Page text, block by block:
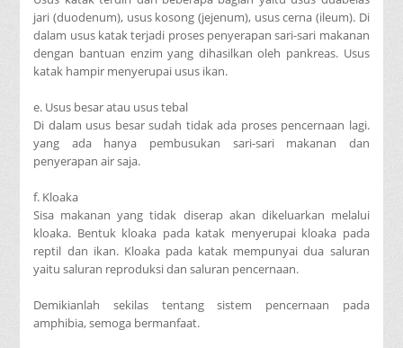
jari (duodenum), usus kosong (jejenum), usus cerna (ileum). Di
dalam usus katak terjadi proses penyerapan sari-sari makanan
dengan bantuan enzim yang dihasilkan oleh pankreas. Usus
katak hampir menyerupai usus ikan.
e. Usus besar atau usus tebal
Di dalam usus besar sudah tidak ada proses pencernaan lagi.
yang ada hanya pembusukan sari-sari makanan dan
penyerapan air saja.
f. Kloaka
Sisa makanan yang tidak diserap akan dikeluarkan melalui
kloaka. Bentuk kloaka pada katak menyerupai kloaka pada
reptil dan ikan. Kloaka pada katak mempunyai dua saluran
yaitu saluran reproduksi dan saluran pencernaan.
Demikianlah sekilas tentang sistem pencernaan pada
amphibia, semoga bermanfaat.